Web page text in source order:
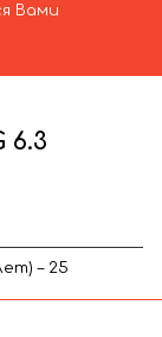
Вами
6.3
– 25